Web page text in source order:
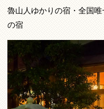
魯山人ゆかりの宿・全国
の宿